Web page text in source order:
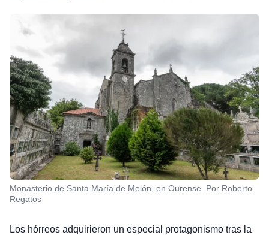
Monasterio de Santa María de Melón, en Ourense. Por Roberto
Regatos
Los hórreos adquirieron un especial protagonismo tras la